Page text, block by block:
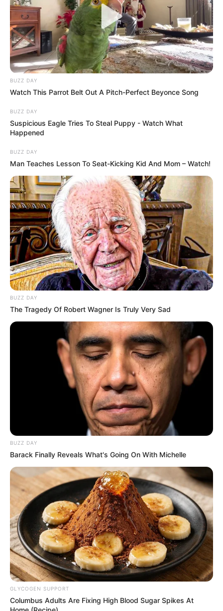
„Az állami vagyont megdupláztuk, visszavásároltuk
a külföldiektől a repteret és az
energiacégeket.Magyarország aranytartalékát 3
tonnáról több mint 100 tonnára, a
devizatartalékunkat pedig a történelem során
legmagasabb szintre emeltük.Magyarország ma
Orbán Viktor a leltáros videója végén kiemelte:
BUZZ DAY
Watch This Parrot Belt Out A Pitch-Perfect Beyonce Song
BUZZ DAY
Suspicious Eagle Tries To Steal Puppy - Watch What
Happened
BUZZ DAY
Man Teaches Lesson To Seat-Kicking Kid And Mom – Watch!
BUZZ DAY
The Tragedy Of Robert Wagner Is Truly Very Sad
BUZZ DAY
Barack Finally Reveals What's Going On With Michelle
GLYCOGEN SUPPORT
Columbus Adults Are Fixing High Blood Sugar Spikes At